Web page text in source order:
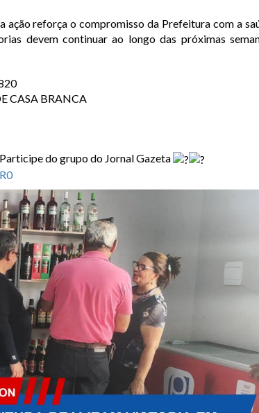
reforça o compromisso da Prefeitura com a
devem continuar ao longo das próximas
CASA BRANCA
do grupo do Jornal Gazeta